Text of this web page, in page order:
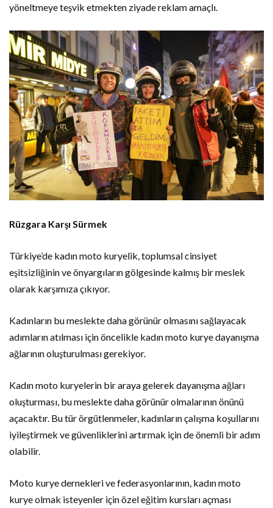
yöneltmeye teşvik etmekten ziyade reklam amaçlı.
Rüzgara Karşı Sürmek
Türkiye’de kadın moto kuryelik, toplumsal cinsiyet
eşitsizliğinin ve önyargıların gölgesinde kalmış bir meslek
olarak karşımıza çıkıyor.
Kadınların bu meslekte daha görünür olmasını sağlayacak
adımların atılması için öncelikle kadın moto kurye dayanışma
ağlarının oluşturulması gerekiyor.
Kadın moto kuryelerin bir araya gelerek dayanışma ağları
oluşturması, bu meslekte daha görünür olmalarının önünü
açacaktır. Bu tür örgütlenmeler, kadınların çalışma koşullarını
iyileştirmek ve güvenliklerini artırmak için de önemli bir adım
olabilir.
Moto kurye dernekleri ve federasyonlarının, kadın moto
kurye olmak isteyenler için özel eğitim kursları açması